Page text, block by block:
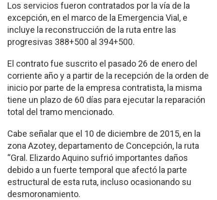
Los servicios fueron contratados por la vía de la
excepción, en el marco de la Emergencia Vial, e
incluye la reconstrucción de la ruta entre las
progresivas 388+500 al 394+500.
El contrato fue suscrito el pasado 26 de enero del
corriente año y a partir de la recepción de la orden de
inicio por parte de la empresa contratista, la misma
tiene un plazo de 60 días para ejecutar la reparación
total del tramo mencionado.
Cabe señalar que el 10 de diciembre de 2015, en la
zona Azotey, departamento de Concepción, la ruta
“Gral. Elizardo Aquino sufrió importantes daños
debido a un fuerte temporal que afectó la parte
estructural de esta ruta, incluso ocasionando su
desmoronamiento.